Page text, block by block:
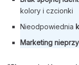
kolory i czcionki
Nieodpowiednia
Marketing